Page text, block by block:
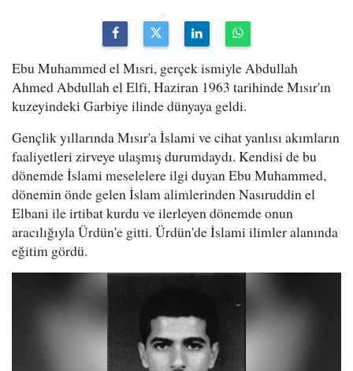
Ebu Muhammed el Mısri, gerçek ismiyle Abdullah
Ahmed Abdullah el Elfi, Haziran 1963 tarihinde Mısır'ın
kuzeyindeki Garbiye ilinde dünyaya geldi.
Gençlik yıllarında Mısır'a İslami ve cihat yanlısı akımların
faaliyetleri zirveye ulaşmış durumdaydı. Kendisi de bu
dönemde İslami meselelere ilgi duyan Ebu Muhammed,
dönemin önde gelen İslam alimlerinden Nasıruddin el
Elbani ile irtibat kurdu ve ilerleyen dönemde onun
aracılığıyla Ürdün'e gitti. Ürdün'de İslami ilimler alanında
eğitim gördü.